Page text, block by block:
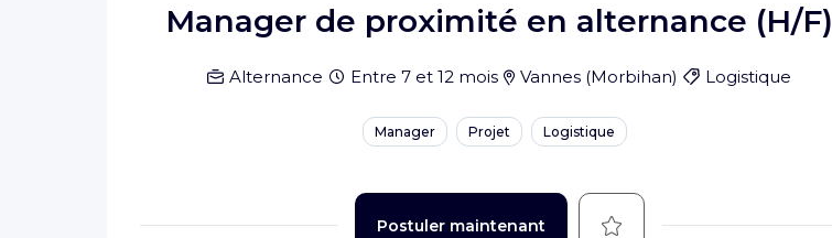
Manager de proximité en alternance (H/F)
Alternance Entre 7 et 12 mois Vannes (Morbihan) Logistique
Manager Projet Logistique
Postuler maintenant Sauvegarder